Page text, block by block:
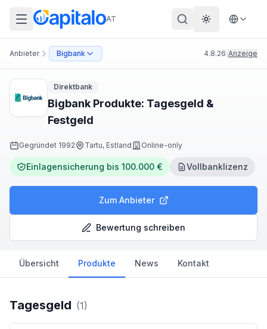
AT Theme
Anbieter Bigbank 4.8.26 Anzeige
Direktbank
Bigbank Produkte: Tagesgeld &
Festgeld
Gegründet 1992 Tartu, Estland Online-only
Einlagensicherung bis 100.000 € Vollbanklizenz
Zum Anbieter
Bewertung schreiben
Übersicht Produkte News Kontakt
Tagesgeld (1)